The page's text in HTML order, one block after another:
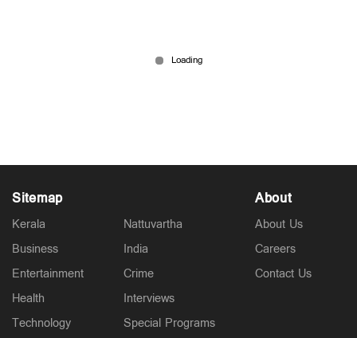
‘മായ കൊണ്ടുവന്ന പട്ടി ആദ്യം കടിച്ചത്
Sitemap
Kerala
Business
Entertainment
Health
Technology
Nattuvartha
India
Crime
Interviews
Special Programs
About
About Us
Careers
Contact Us